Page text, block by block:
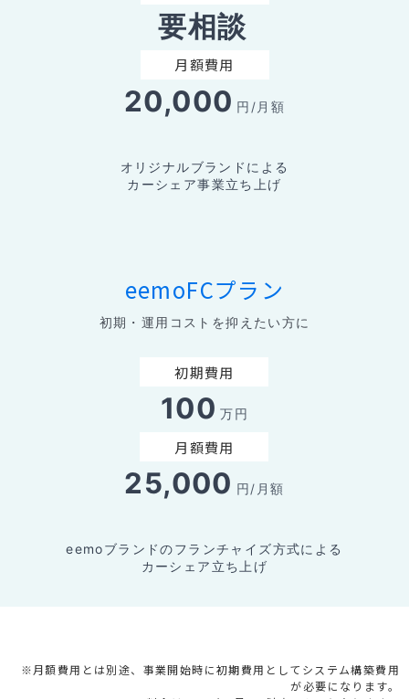
要相談
月額費用
20,000 円/月額
オリジナルブランドによる
カーシェア事業立ち上げ
eemoFCプラン
初期・運用コストを抑えたい方に
初期費用
100 万円
月額費用
25,000 円/月額
eemoブランドのフランチャイズ方式による
カーシェア立ち上げ
※月額費用とは別途、事業開始時に初期費用としてシステム構築費用
が必要になります。